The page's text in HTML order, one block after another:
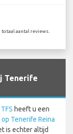
aantal reviews.
Tenerife
heeft u een
Tenerife Reina
is echter altijd